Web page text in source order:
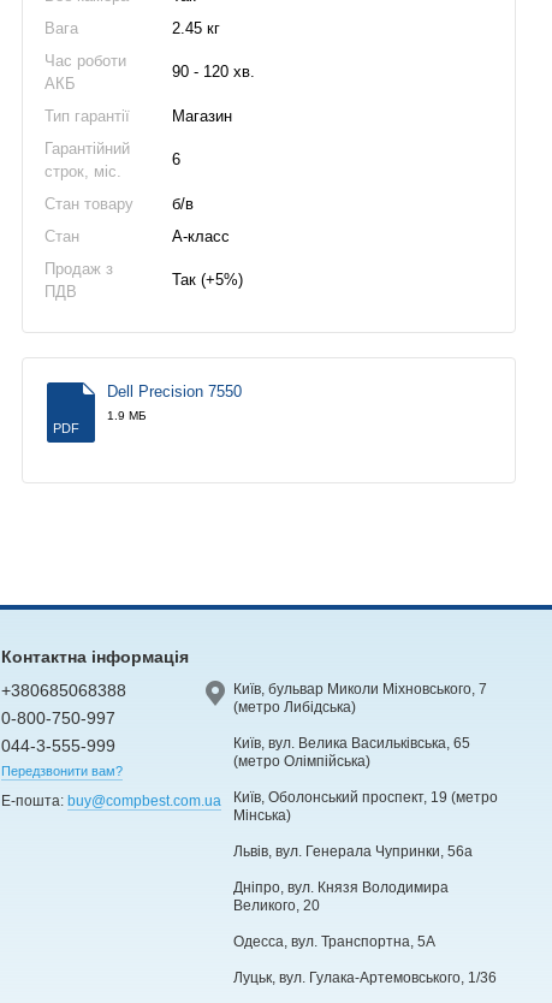
Вага
2.45 кг
Час роботи
АКБ
90 - 120 хв.
Тип гарантії
Магазин
Гарантійний
строк, міс.
6
Стан товару
б/в
Стан
А-класс
Продаж з
ПДВ
Так (+5%)
PDF
Dell Precision 7550
1.9 МБ
Контактна інформація
+380685068388
0-800-750-997
044-3-555-999
Передзвонити вам?
Е-пошта:buy@compbest.com.ua
Київ, бульвар Миколи Міхновського, 7
(метро Либідська)
Київ, вул. Велика Васильківська, 65
(метро Олімпійська)
Київ, Оболонський проспект, 19 (метро
Мінська)
Львів, вул. Генерала Чупринки, 56а
Дніпро, вул. Князя Володимира
Великого, 20
Одесса, вул. Транспортна, 5А
Луцьк, вул. Гулака-Артемовського, 1/36